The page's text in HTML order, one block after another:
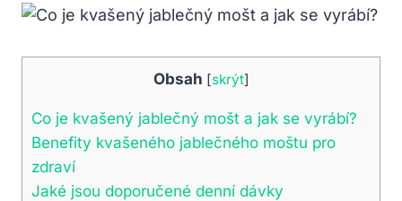
Obsah [skrýt]
Co je kvašený jablečný mošt a jak se vyrábí?
Benefity kvašeného jablečného moštu pro
zdraví
Jaké jsou doporučené denní dávky